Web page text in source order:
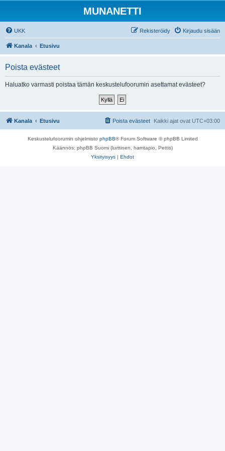
MUNANETTI
UKK Kirjaudu sisään
Rekisteröidy
Kanala Etusivu
Poista evästeet
Haluatko varmasti poistaa tämän keskustelufoorumin asettamat evästeet?
Kanala Etusivu Kaikki ajat ovat UTC+03:00
Poista evästeet
Keskustelufoorumin ohjelmisto phpBB® Forum Software © phpBB Limited
Käännös: phpBB Suomi (lurttinen, harritapio, Pettis)
Yksityisyys | Ehdot